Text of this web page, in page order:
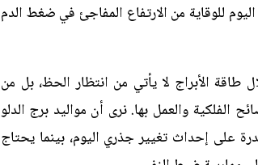
للوقاية من الارتفاع المفاجئ في ضغط الدم
طاقة الأبراج لا يأتي من انتظار الحظ، بل من
الفلكية والعمل بها. نرى أن مواليد برج الدلو
على إحداث تغيير جذري اليوم، بينما يحتاج